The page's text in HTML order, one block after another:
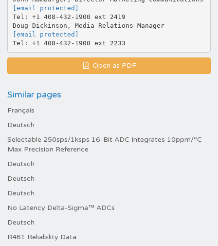
[email protected]
Tel: +1 408-432-1900 ext 2419
Doug Dickinson, Media Relations Manager
[email protected]
Open as PDF
Similar pages
Français
Deutsch
Selectable 250sps/1ksps 16-Bit ADC Integrates 10ppm/ºC
Max Precision Reference
Deutsch
Deutsch
Deutsch
No Latency Delta-Sigma™ ADCs
Deutsch
R461 Reliability Data